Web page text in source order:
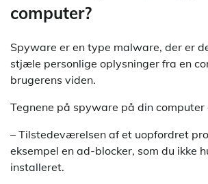
computer?
Spyware er en type malware, der er
stjæle personlige oplysninger fra en
brugerens viden.
Tegnene på spyware på din computer
– Tilstedeværelsen af et uopfordret
eksempel en ad-blocker, som du ikke
installeret.